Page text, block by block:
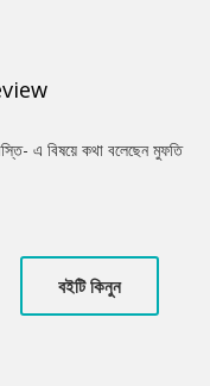
এ বিষয়ে কথা বলেছেন মুফতি
বইটি কিনুন